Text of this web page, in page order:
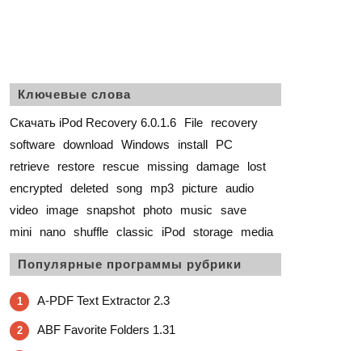
Ключевые слова
Скачать iPod Recovery 6.0.1.6 File
recovery
software download Windows install
PC
retrieve
restore rescue missing damage
lost
encrypted deleted song mp3 picture audio
video
image snapshot photo music
save
mini
nano shuffle classic iPod storage media
Популярные программы рубрики
1 A-PDF Text Extractor 2.3
2 ABF Favorite Folders 1.31